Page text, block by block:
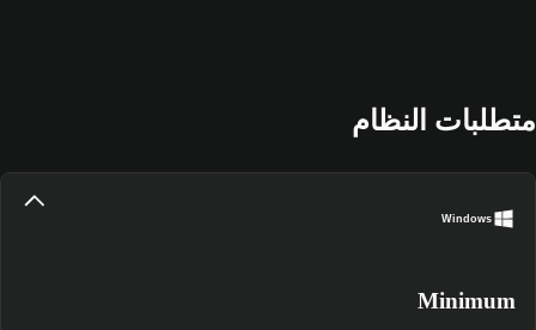
متطلبات النظام
Windows
Minimum